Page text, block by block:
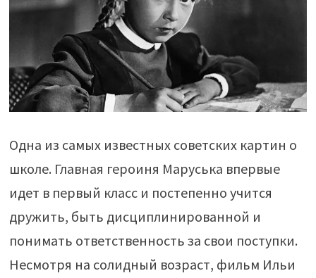
Одна из самых известных советских картин о
школе. Главная героиня Маруська впервые
идет в первый класс и постепенно учится
дружить, быть дисциплинированной и
понимать ответственность за свои поступки.
Несмотря на солидный возраст, фильм Ильи